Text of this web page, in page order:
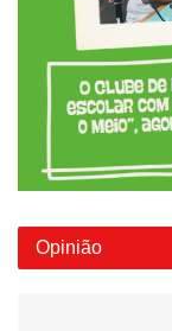
Opinião